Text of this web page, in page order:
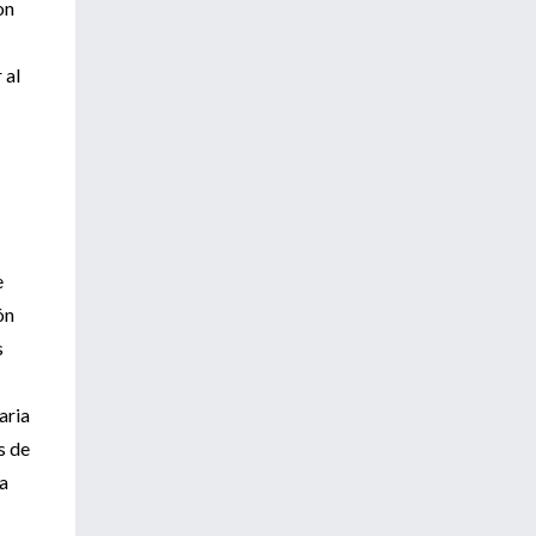
al
de